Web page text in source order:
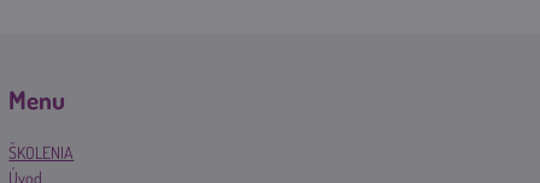
Menu
ŠKOLENIA
Úvod